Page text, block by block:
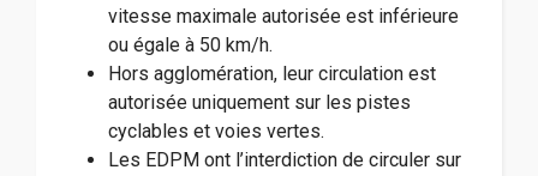
vitesse maximale autorisée est inférieure
ou égale à 50 km/h.
Hors agglomération, leur circulation est
autorisée uniquement sur les pistes
cyclables et voies vertes.
Les EDPM ont l’interdiction de circuler sur